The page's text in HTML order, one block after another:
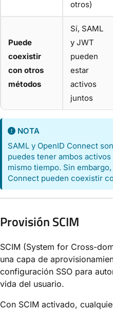
otros)
Puede
coexistir
con otros
métodos
Sí, SAML
y JWT
pueden
estar
activos
juntos
NOTA
SAML y OpenID Connect
puedes tener ambos
mismo tiempo. Sin
Connect pueden coexistir
Provisión SCIM
SCIM (System for Cross-
una capa de
configuración SSO para
vida del usuario.
Con SCIM activado,